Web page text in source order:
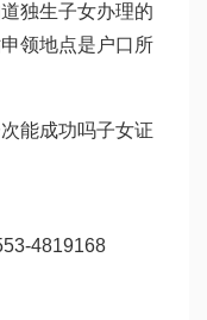
独生子女办理的
领地点是户口所
能成功吗子女证
4819168